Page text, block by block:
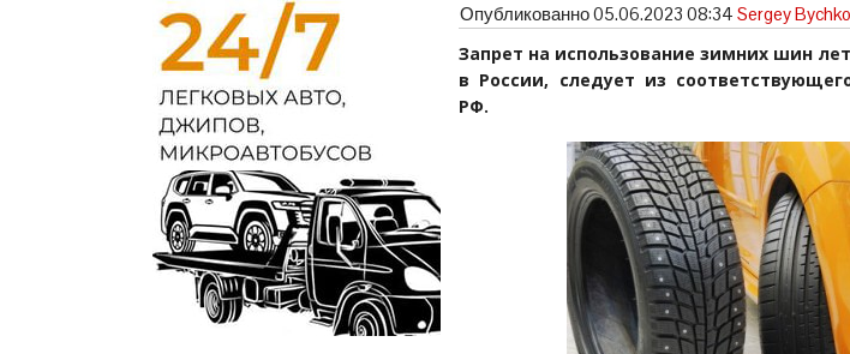
Опубликованно05.06.2023 08:34 Sergey
Запрет на использование зимних шин
в России, следует из
РФ.